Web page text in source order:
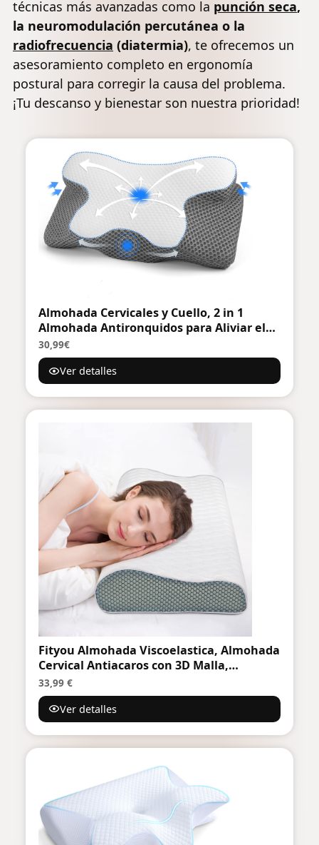
técnicas más avanzadas como la punción seca,
la neuromodulación percutánea o la
radiofrecuencia (diatermia), te ofrecemos un
asesoramiento completo en ergonomía
postural para corregir la causa del problema.
¡Tu descanso y bienestar son nuestra prioridad!
Almohada Cervicales y Cuello, 2 in 1
Almohada Antironquidos para Aliviar el
Dolor de Cuello y Espalda, Almohada
Ortopedica y Ergonomica para Dormir de
Lado y Boca Arriba-63 x 12/9 x 34 cm
30,99€
Ver detalles
Fityou Almohada Viscoelastica, Almohada
Cervical Antiacaros con 3D Malla,
Almohada Ortopedica Diseño Ergonómico
Terapéutico Reduce Dolores Cervicales,
Funda de Bambú Extraíble y Lavable
33,99 €
Ver detalles